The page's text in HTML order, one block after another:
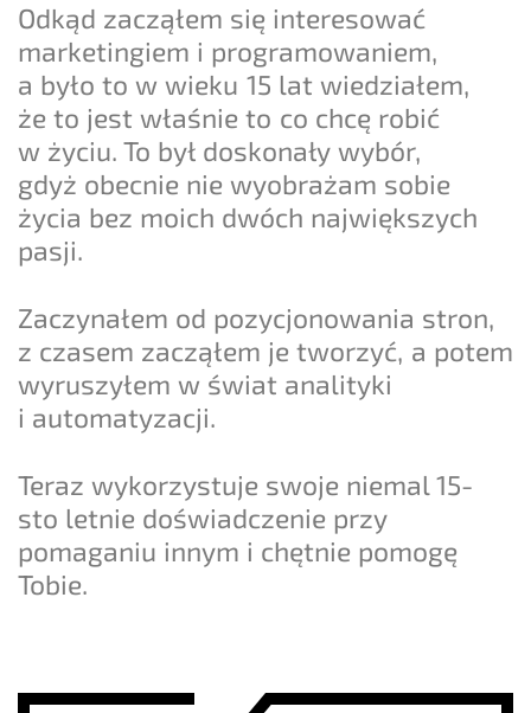
Odkąd zacząłem się interesować
marketingiem i programowaniem,
a było to w wieku 15 lat wiedziałem,
że to jest właśnie to co chcę robić
w życiu. To był doskonały wybór,
gdyż obecnie nie wyobrażam sobie
życia bez moich dwóch największych
pasji.
Zaczynałem od pozycjonowania stron,
z czasem zacząłem je tworzyć, a potem
wyruszyłem w świat analityki
i automatyzacji.
Teraz wykorzystuje swoje niemal 15-
sto letnie doświadczenie przy
pomaganiu innym i chętnie pomogę
Tobie.